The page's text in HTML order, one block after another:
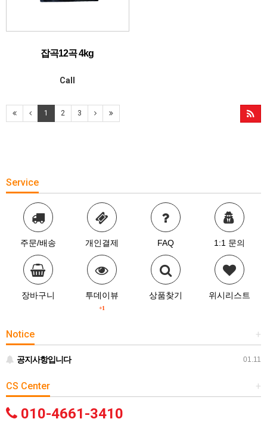
잡곡12곡 4kg
Call
1 2 3
Service
주문/배송 개인결제 FAQ 1:1 문의
장바구니 투데이뷰
+1
상품찾기 위시리스트
+
Notice
01.11
공지사항입니다
+
CS Center
010-4661-3410